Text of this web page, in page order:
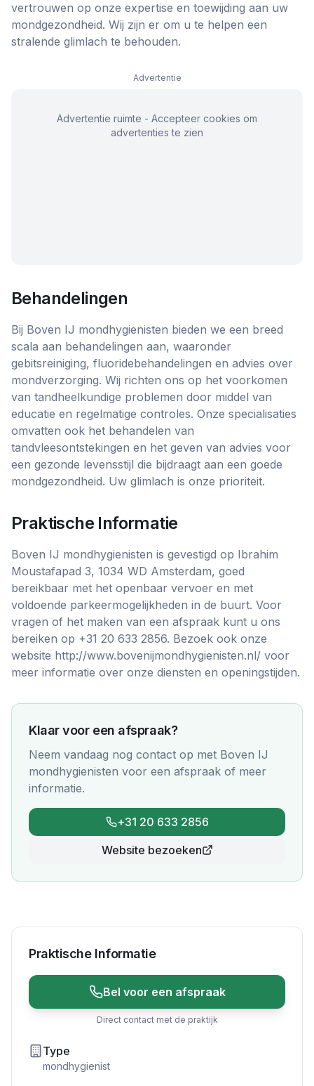
vertrouwen op onze expertise en toewijding aan uw
mondgezondheid. Wij zijn er om u te helpen een
stralende glimlach te behouden.
Advertentie
Advertentie ruimte - Accepteer cookies om
advertenties te zien
Behandelingen
Bij Boven IJ mondhygienisten bieden we een breed
scala aan behandelingen aan, waaronder
gebitsreiniging, fluoridebehandelingen en advies over
mondverzorging. Wij richten ons op het voorkomen
van tandheelkundige problemen door middel van
educatie en regelmatige controles. Onze specialisaties
omvatten ook het behandelen van
tandvleesontstekingen en het geven van advies voor
een gezonde levensstijl die bijdraagt aan een goede
mondgezondheid. Uw glimlach is onze prioriteit.
Praktische Informatie
Boven IJ mondhygienisten is gevestigd op Ibrahim
Moustafapad 3, 1034 WD Amsterdam, goed
bereikbaar met het openbaar vervoer en met
voldoende parkeermogelijkheden in de buurt. Voor
vragen of het maken van een afspraak kunt u ons
bereiken op +31 20 633 2856. Bezoek ook onze
website http://www.bovenijmondhygienisten.nl/ voor
meer informatie over onze diensten en openingstijden.
Klaar voor een afspraak?
Neem vandaag nog contact op met Boven IJ
mondhygienisten voor een afspraak of meer
informatie.
+31 20 633 2856
Website bezoeken
Praktische Informatie
Bel voor een afspraak
Direct contact met de praktijk
Type
mondhygienist